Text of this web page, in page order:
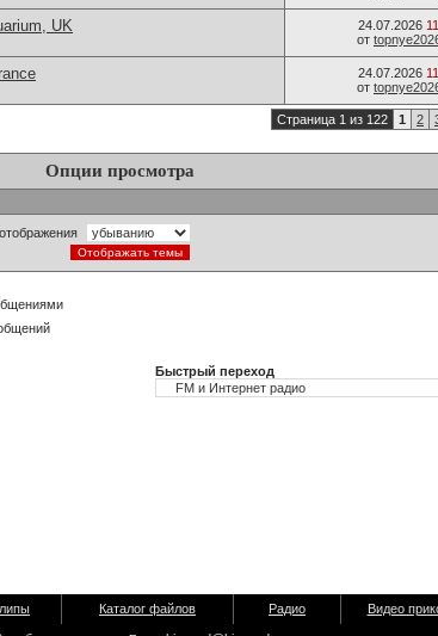
UK 24.07.2026
от
24.07.2026
от
Страница 1 из 122 1 2
Опции просмотра
Быстрый переход
Каталог файлов Радио Видео